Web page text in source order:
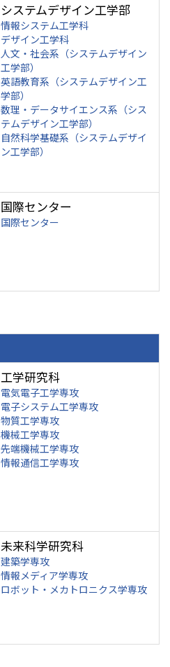
システムデザイン工学部
情報システム工学科
デザイン工学科
人文・社会系（システムデザイン
工学部）
英語教育系（システムデザイン工
学部）
数理・データサイエンス系（シス
テムデザイン工学部）
自然科学基礎系（システムデザイ
ン工学部）
国際センター
国際センター
工学研究科
電気電子工学専攻
電子システム工学専攻
物質工学専攻
機械工学専攻
先端機械工学専攻
情報通信工学専攻
未来科学研究科
建築学専攻
情報メディア学専攻
ロボット・メカトロニクス学専攻